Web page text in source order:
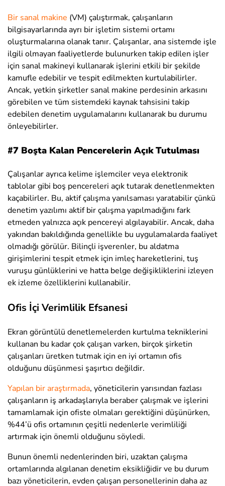
Bir sanal makine (VM) çalıştırmak, çalışanların
bilgisayarlarında ayrı bir işletim sistemi ortamı
oluşturmalarına olanak tanır. Çalışanlar, ana sistemde işle
ilgili olmayan faaliyetlerde bulunurken takip edilen işler
için sanal makineyi kullanarak işlerini etkili bir şekilde
kamufle edebilir ve tespit edilmekten kurtulabilirler.
Ancak, yetkin şirketler sanal makine perdesinin arkasını
görebilen ve tüm sistemdeki kaynak tahsisini takip
edebilen denetim uygulamalarını kullanarak bu durumu
önleyebilirler.
#7 Boşta Kalan Pencerelerin Açık Tutulması
Çalışanlar ayrıca kelime işlemciler veya elektronik
tablolar gibi boş pencereleri açık tutarak denetlenmekten
kaçabilirler. Bu, aktif çalışma yanılsaması yaratabilir çünkü
denetim yazılımı aktif bir çalışma yapılmadığını fark
etmeden yalnızca açık pencereyi algılayabilir. Ancak, daha
yakından bakıldığında genellikle bu uygulamalarda faaliyet
olmadığı görülür. Bilinçli işverenler, bu aldatma
girişimlerini tespit etmek için imleç hareketlerini, tuş
vuruşu günlüklerini ve hatta belge değişikliklerini izleyen
ek izleme özelliklerini kullanabilir.
Ofis İçi Verimlilik Efsanesi
Ekran görüntülü denetlemelerden kurtulma tekniklerini
kullanan bu kadar çok çalışan varken, birçok şirketin
çalışanları üretken tutmak için en iyi ortamın ofis
olduğunu düşünmesi şaşırtıcı değildir.
Yapılan bir araştırmada, yöneticilerin yarısından fazlası
çalışanların iş arkadaşlarıyla beraber çalışmak ve işlerini
tamamlamak için ofiste olmaları gerektiğini düşünürken,
%44’ü ofis ortamının çeşitli nedenlerle verimliliği
artırmak için önemli olduğunu söyledi.
Bunun önemli nedenlerinden biri, uzaktan çalışma
ortamlarında algılanan denetim eksikliğidir ve bu durum
bazı yöneticilerin, evden çalışan personellerinin daha az